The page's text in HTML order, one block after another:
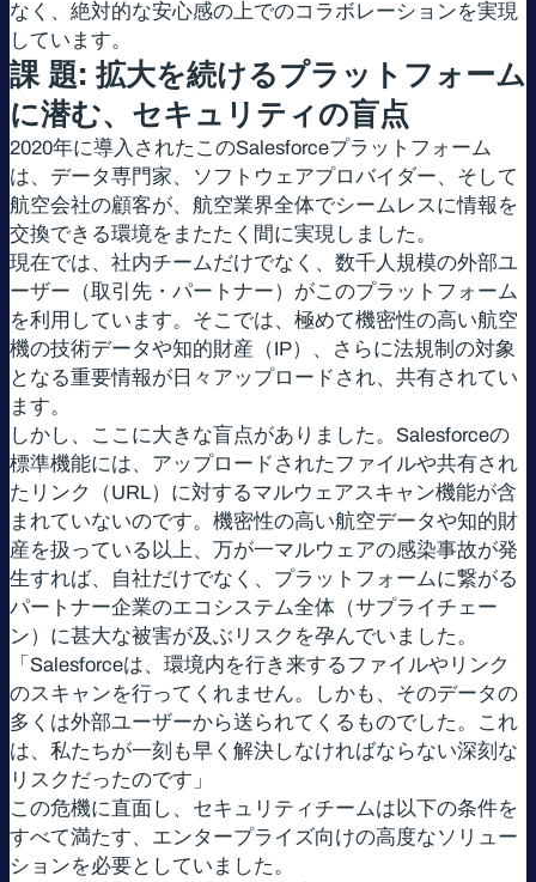
なく、絶対的な安心感の上でのコラボレーションを実現
しています。
課 題: 拡大を続けるプラットフォーム
に潜む、セキュリティの盲点
2020年に導入されたこのSalesforceプラットフォーム
は、データ専門家、ソフトウェアプロバイダー、そして
航空会社の顧客が、航空業界全体でシームレスに情報を
交換できる環境をまたたく間に実現しました。
現在では、社内チームだけでなく、数千人規模の外部ユ
ーザー（取引先・パートナー）がこのプラットフォーム
を利用しています。そこでは、極めて機密性の高い航空
機の技術データや知的財産（IP）、さらに法規制の対象
となる重要情報が日々アップロードされ、共有されてい
ます。
しかし、ここに大きな盲点がありました。Salesforceの
標準機能には、アップロードされたファイルや共有され
たリンク（URL）に対するマルウェアスキャン機能が含
まれていないのです。機密性の高い航空データや知的財
産を扱っている以上、万が一マルウェアの感染事故が発
生すれば、自社だけでなく、プラットフォームに繋がる
パートナー企業のエコシステム全体（サプライチェー
ン）に甚大な被害が及ぶリスクを孕んでいました。
「Salesforceは、環境内を行き来するファイルやリンク
のスキャンを行ってくれません。しかも、そのデータの
多くは外部ユーザーから送られてくるものでした。これ
は、私たちが一刻も早く解決しなければならない深刻な
リスクだったのです」
この危機に直面し、セキュリティチームは以下の条件を
すべて満たす、エンタープライズ向けの高度なソリュー
ションを必要としていました。